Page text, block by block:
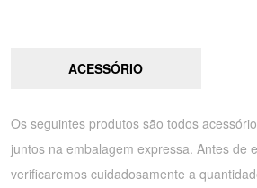
ACESSÓRIO
Os seguintes produtos são todos
juntos na embalagem expressa. Antes de
verificaremos cuidadosamente a